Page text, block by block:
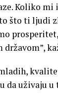
Koliko
što ti ljudi
da uživaju